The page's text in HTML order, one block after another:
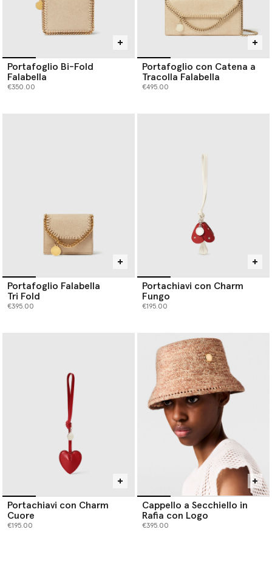
Portafoglio Bi-Fold
Falabella
€350.00
Portafoglio con Catena a
Tracolla Falabella
€495.00
Portafoglio Falabella
Tri Fold
€395.00
Portachiavi con Charm
Fungo
€195.00
Portachiavi con Charm
Cuore
€195.00
Cappello a Secchiello in
Rafia con Logo
€395.00